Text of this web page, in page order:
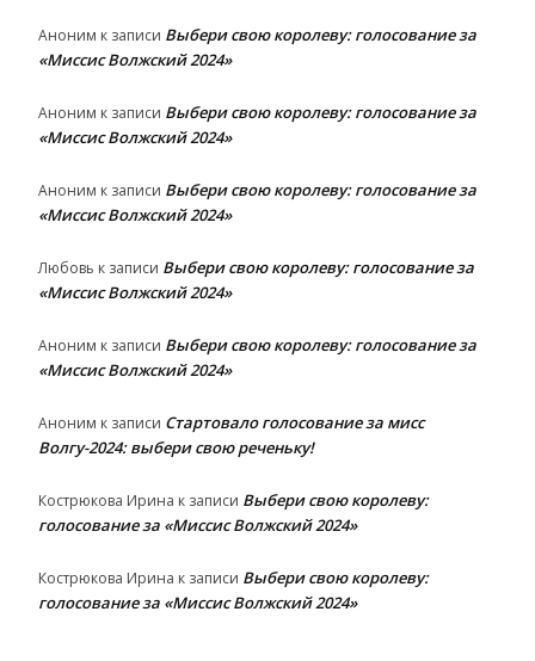
Аноним к записи Выбери свою королеву: голосование за
«Миссис Волжский 2024»
Аноним к записи Выбери свою королеву: голосование за
«Миссис Волжский 2024»
Аноним к записи Выбери свою королеву: голосование за
«Миссис Волжский 2024»
Любовь к записи Выбери свою королеву: голосование за
«Миссис Волжский 2024»
Аноним к записи Выбери свою королеву: голосование за
«Миссис Волжский 2024»
Аноним к записи Стартовало голосование за мисс
Волгу-2024: выбери свою реченьку!
Кострюкова Ирина к записи Выбери свою королеву:
голосование за «Миссис Волжский 2024»
Кострюкова Ирина к записи Выбери свою королеву:
голосование за «Миссис Волжский 2024»